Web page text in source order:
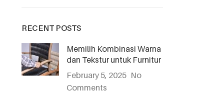
RECENT POSTS
Memilih Kombinasi Warna
dan Tekstur untuk Furnitur
February 5, 2025 No
Comments